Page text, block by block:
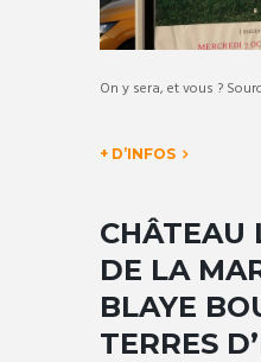
On y sera, et vous ?
+ D’INFOS
CHÂTEAU
DE LA
BLAYE
TERRES